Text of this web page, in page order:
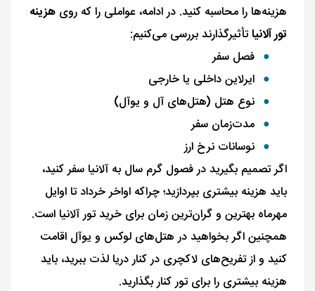
هزینه‌ها را محاسبه کنید. در ادامه، عواملی را که روی هزینه
تور آلانیاتأثیرگذارند بررسی می‌کنیم:
فصل سفر
ایرلاین داخلی یا خارجی
نوع هتل (هتل‌های آل و یوآل)
مدت‌زمان سفر
نوسانات نرخ ارز
اگر تصمیم بگیرید در فصول گرم سال به آلانیا سفر کنید،
باید هزینه بیشتری بپردازید؛ چراکه اواخر خرداد تا اوایل
مهرماه بهترین و گران‌ترین زمان برای خرید تور آلانیا است.
همچنین اگر بخواهید در هتل‌های لوکس و یوآل اقامت
کنید و از تفریح‌های لاکچری در کنار دریا لذت ببرید، باید
هزینه بیشتری را برای تور کنار بگذارید.